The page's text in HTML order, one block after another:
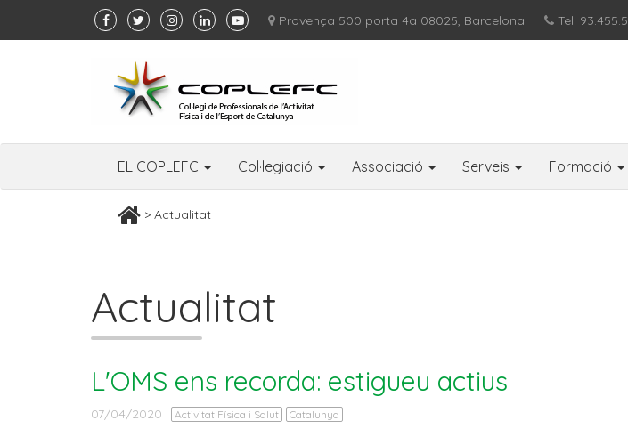
Provença 500 porta 4a 08025, Barcelona Tel.
EL COPLEFC Col·legiació Associació Serveis Formació
> Actualitat
Actualitat
L'OMS ens recorda: estigueu actius
07/04/2020 Activitat Física i Salut Catalunya